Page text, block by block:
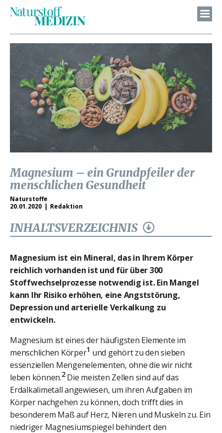
Magnesium – ein Grundpfeiler der
menschlichen Gesundheit
Naturstoffe
20.01.2020
Redaktion
INHALTSVERZEICHNIS
Magnesium ist ein Mineral, das in Ihrem Körper
reichlich vorhanden ist und für über 300
Stoffwechselprozesse notwendig ist. Ein Mangel
kann Ihr Risiko erhöhen, eine Angststörung,
Depression und arterielle Verkalkung zu
entwickeln.
Magnesium ist eines der häufigsten Elemente im
menschlichen Körper1 und gehört zu den sieben
essenziellen Mengenelementen, ohne die wir nicht
leben können.2Die meisten Zellen sind auf das
Erdalkalimetall angewiesen, um ihren Aufgaben im
Körper nachgehen zu können, doch trifft dies in
besonderem Maß auf Herz, Nieren und Muskeln zu. Ein
niedriger Magnesiumspiegel behindert den